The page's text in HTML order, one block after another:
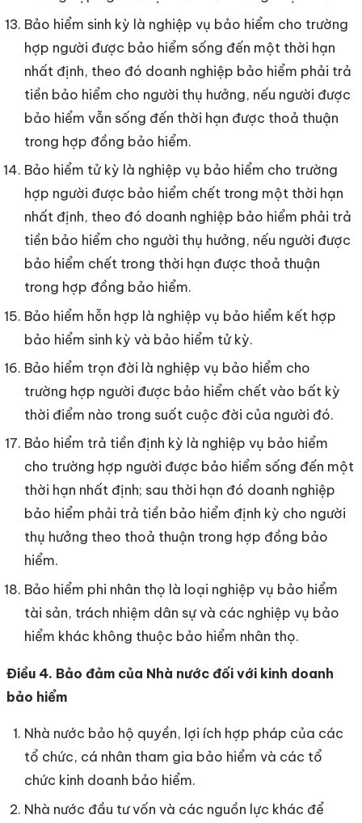
Bảo hiểm sinh kỳ là nghiệp vụ bảo hiểm cho trường
hợp người được bảo hiểm sống đến một thời hạn
nhất định, theo đó doanh nghiệp bảo hiểm phải trả
tiền bảo hiểm cho người thụ hưởng, nếu người được
bảo hiểm vẫn sống đến thời hạn được thoả thuận
trong hợp đồng bảo hiểm.
Bảo hiểm tử kỳ là nghiệp vụ bảo hiểm cho trường
hợp người được bảo hiểm chết trong một thời hạn
nhất định, theo đó doanh nghiệp bảo hiểm phải trả
tiền bảo hiểm cho người thụ hưởng, nếu người được
bảo hiểm chết trong thời hạn được thoả thuận
trong hợp đồng bảo hiểm.
Bảo hiểm hỗn hợp là nghiệp vụ bảo hiểm kết hợp
bảo hiểm sinh kỳ và bảo hiểm tử kỳ.
Bảo hiểm trọn đời là nghiệp vụ bảo hiểm cho
trường hợp người được bảo hiểm chết vào bất kỳ
thời điểm nào trong suốt cuộc đời của người đó.
Bảo hiểm trả tiền định kỳ là nghiệp vụ bảo hiểm
cho trường hợp người được bảo hiểm sống đến một
thời hạn nhất định; sau thời hạn đó doanh nghiệp
bảo hiểm phải trả tiền bảo hiểm định kỳ cho người
thụ hưởng theo thoả thuận trong hợp đồng bảo
hiểm.
Bảo hiểm phi nhân thọ là loại nghiệp vụ bảo hiểm
tài sản, trách nhiệm dân sự và các nghiệp vụ bảo
hiểm khác không thuộc bảo hiểm nhân thọ.
Điều 4. Bảo đảm của Nhà nước đối với kinh doanh
bảo hiểm
Nhà nước bảo hộ quyền, lợi ích hợp pháp của các
tổ chức, cá nhân tham gia bảo hiểm và các tổ
chức kinh doanh bảo hiểm.
Nhà nước đầu tư vốn và các nguồn lực khác để